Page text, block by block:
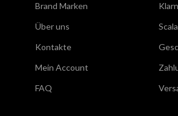
Brand Marken
Über uns
Kontakte
Mein Account
FAQ